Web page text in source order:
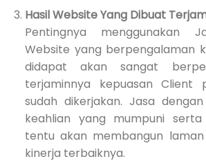
Hasil Website Yang Dibuat
Pentingnya menggunakan
Website yang berpengalaman
didapat akan sangat
terjaminnya kepuasan Client
sudah dikerjakan. Jasa
keahlian yang mumpuni
tentu akan membangun
kinerja terbaiknya.